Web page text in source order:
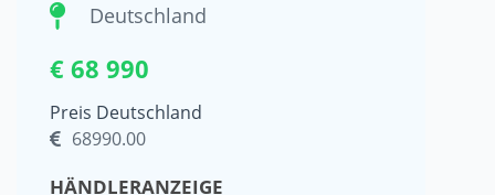
Deutschland
€ 68 990
Preis Deutschland
68990.00
HÄNDLERANZEIGE